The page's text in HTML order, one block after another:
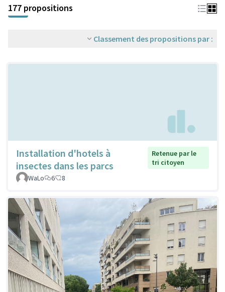
177 propositions
Classement des propositions par :
Installation d'hotels à
insectes dans les parcs
Retenue par le
tri citoyen
WaLo
6 8